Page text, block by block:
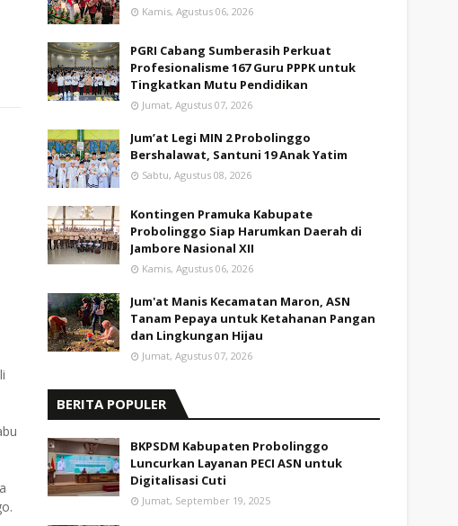
Kamis, Agustus 06, 2026
PGRI Cabang Sumberasih Perkuat
Profesionalisme 167 Guru PPPK untuk
Tingkatkan Mutu Pendidikan
Jumat, Agustus 07, 2026
Jum’at Legi MIN 2 Probolinggo
Bershalawat, Santuni 19 Anak Yatim
Sabtu, Agustus 08, 2026
Kontingen Pramuka Kabupate
Probolinggo Siap Harumkan Daerah di
Jambore Nasional XII
Kamis, Agustus 06, 2026
Jum'at Manis Kecamatan Maron, ASN
Tanam Pepaya untuk Ketahanan Pangan
dan Lingkungan Hijau
Jumat, Agustus 07, 2026
BERITA POPULER
BKPSDM Kabupaten Probolinggo
Luncurkan Layanan PECI ASN untuk
Digitalisasi Cuti
Jumat, September 19, 2025